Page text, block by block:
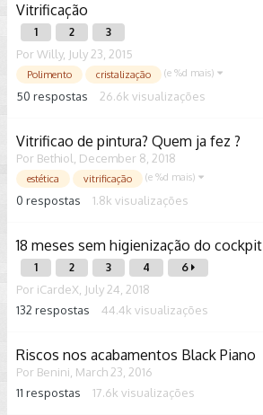
Vitrificação
1 2 3
Por Willy, July 23, 2015
Polimento cristalização (e %d mais)
50 respostas 26.6k visualizações
Vitrificao de pintura? Quem ja fez ?
Por Bethiol December 8, 2018
estética vitrificação (e %d mais)
0 respostas 1.8k visualizações
18 meses sem higienização do cockpit
1 2 3 4 6
Por iCardeX July 24, 2018
132 respostas 44.4k visualizações
Riscos nos acabamentos Black Piano
Por Benini March 23, 2016
11 respostas 17.6k visualizações